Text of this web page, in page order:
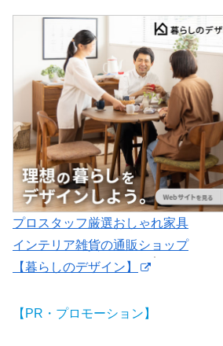
プロスタッフ厳選おしゃれ家具
インテリア雑貨の通販ショップ
【暮らしのデザイン】
【PR・プロモーション】